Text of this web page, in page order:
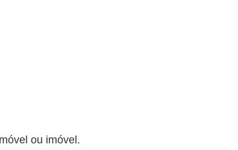
ou imóvel.